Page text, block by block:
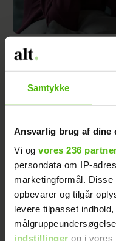
Samtykke
Ansvarlig brug af dine
Vi og vores 236
persondata om IP-
marketingformål.
opbevarer og tilgår
levere tilpasset
indstillinger og i vores